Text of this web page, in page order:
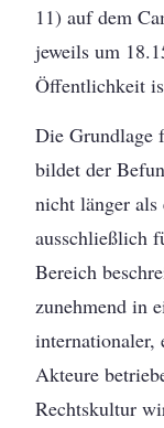
11) auf dem
jeweils um
Öffentlichkeit
Die Grundlage
bildet der
nicht länger als
ausschließlich
Bereich
zunehmend in
internationaler,
Akteure
Rechtskultur